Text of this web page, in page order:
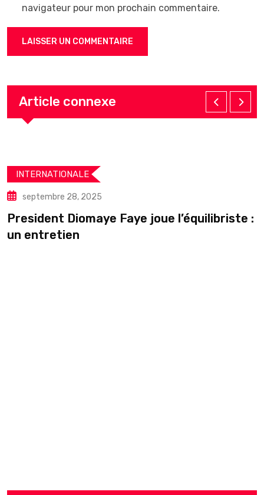
navigateur pour mon prochain commentaire.
Article connexe
INTERNATIONALE
septembre 28, 2025
President Diomaye Faye joue l’équilibriste :
un entretien